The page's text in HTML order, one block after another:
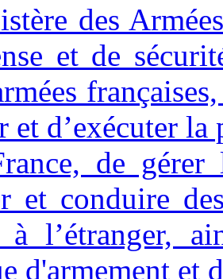
des
et de
et d’exécuter
de gérer
et conduire
à l’étranger,
d'armement et